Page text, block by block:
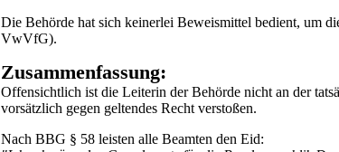
Die Behörde hat sich keinerlei Beweismittel bedient, um
VwVfG).
Zusammenfassung:
Offensichtlich ist die Leiterin der Behörde nicht an der
vorsätzlich gegen geltendes Recht verstoßen.
Nach BBG § 58 leisten alle Beamten den Eid: